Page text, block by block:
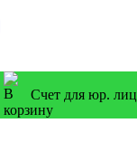
Счет для юр. лиц